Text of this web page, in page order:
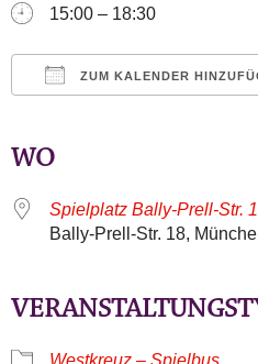
15:00 – 18:30
ZUM KALENDER
WO
Spielplatz Bally-Prell-Str.
Bally-Prell-Str. 18,
Westkreuz – Spielbus